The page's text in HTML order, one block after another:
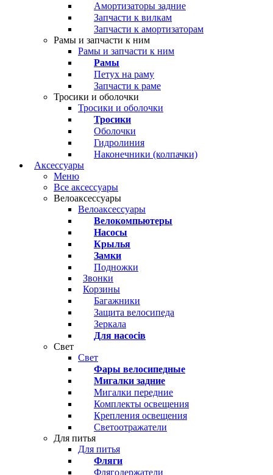
Амортизаторы задние
Запчасти к вилкам
Запчасти к амортизаторам
Рамы и запчасти к ним
Рамы и запчасти к ним
Рамы
Петух на раму
Запчасти к раме
Тросики и оболочки
Тросики и оболочки
Тросики
Оболочки
Гидролиния
Наконечники (колпачки)
Аксессуары
Меню
Все аксессуары
Велоаксессуары
Велоаксессуары
Велокомпьютеры
Насосы
Крылья
Замки
Подножки
Звонки
Корзины
Багажники
Защита велосипеда
Зеркала
Для насосів
Свет
Свет
Фары велосипедные
Мигалки задние
Мигалки передние
Комплекты освещения
Крепления освещения
Светоотражатели
Для питья
Для питья
Фляги
Флягодержатели